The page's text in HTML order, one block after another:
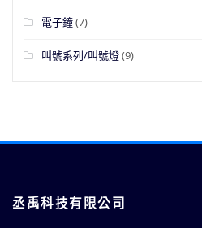
電子鐘(7)
叫號系列/叫號燈(9)
丞禹科技有限公司